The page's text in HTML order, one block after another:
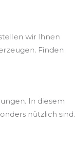
wir Ihnen
Finden
In diesem
nützlich sind.